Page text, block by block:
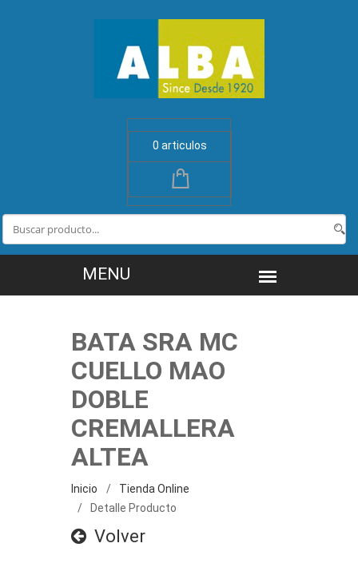
0 articulos
BATA SRA MC
CUELLO MAO
DOBLE
CREMALLERA
ALTEA
Inicio
Tienda Online
Detalle Producto
Volver